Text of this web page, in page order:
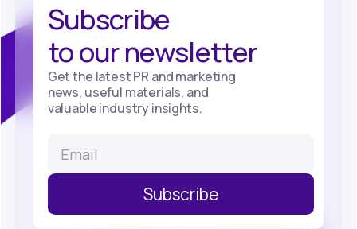
Subscribe
to our newsletter
Get the latest PR and marketing
news, useful materials, and
valuable industry insights.